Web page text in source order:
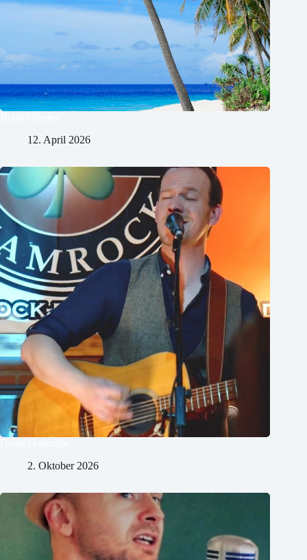
12. April 2026
2. Oktober 2026